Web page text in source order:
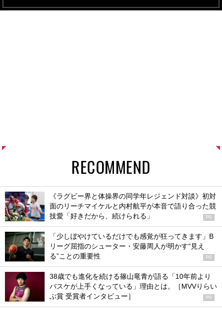
RECOMMEND
《ラグビー界と体操界の同学年レジェンド対談》初対
面のリーチマイケルと内村航平が本音で語り合った競
技愛「好きだから、続けられる」
PR
「少しぼやけているだけでも感覚が狂ってきます」B
リーグ屈指のシューター・安藤周人が明かす“見え
る”ことの重要性
PR
38歳でも進化を続ける篠山竜青が語る「10年前より
バスケが上手くなっている」理由とは。［MVVりらい
ぶ賞 受賞者インタビュー］
PR